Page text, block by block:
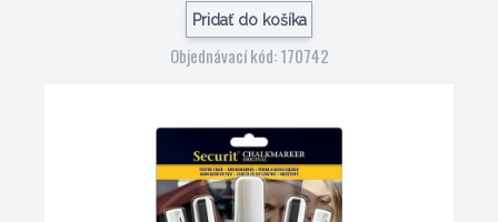
Pridať do košíka
Objednávací kód: 170742